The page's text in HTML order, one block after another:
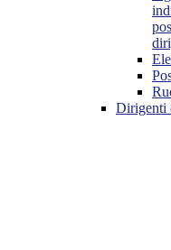
Dirigenti